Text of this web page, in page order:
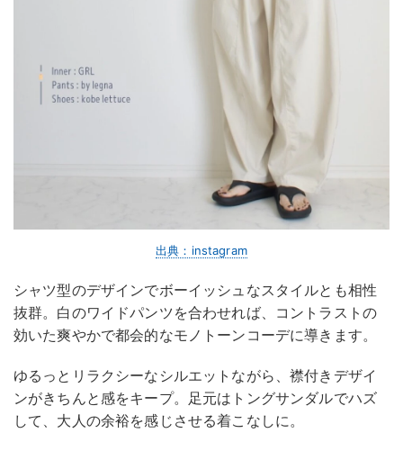
出典：instagram
シャツ型のデザインでボーイッシュなスタイルとも相性
抜群。白のワイドパンツを合わせれば、コントラストの
効いた爽やかで都会的なモノトーンコーデに導きます。
ゆるっとリラクシーなシルエットながら、襟付きデザイ
ンがきちんと感をキープ。足元はトングサンダルでハズ
して、大人の余裕を感じさせる着こなしに。